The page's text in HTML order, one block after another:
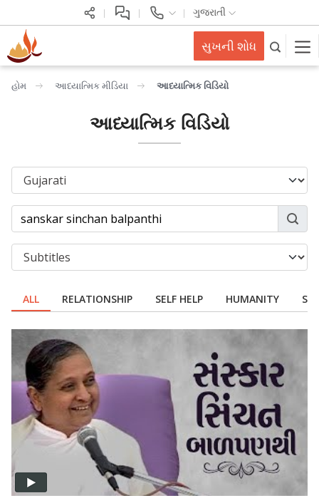
ગુજરાતી
સુખની શોધ
હોમ આધ્યાત્મિક મીડિયા આધ્યાત્મિક વિડિયો
આધ્યાત્મિક વિડિયો
ALL RELATIONSHIP SELF HELP HUMANITY